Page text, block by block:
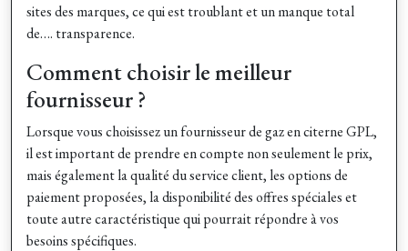
sites des marques, ce qui est troublant et un manque total
de…. transparence.
Comment choisir le meilleur
fournisseur ?
Lorsque vous choisissez un fournisseur de gaz en citerne GPL,
il est important de prendre en compte non seulement le prix,
mais également la qualité du service client, les options de
paiement proposées, la disponibilité des offres spéciales et
toute autre caractéristique qui pourrait répondre à vos
besoins spécifiques.